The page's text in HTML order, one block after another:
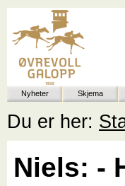
Nyheter Skjema
Du er her:
Niels: -